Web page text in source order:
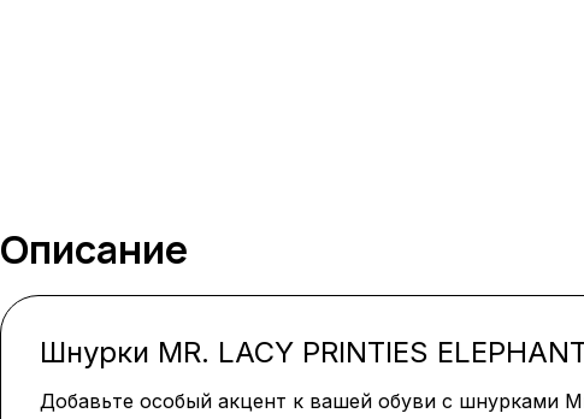
Описание
Шнурки MR. LACY PRINTIES
Добавьте особый акцент к вашей обуви с шнурками